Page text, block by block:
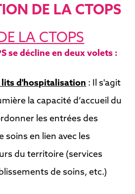
DE LA CTOPS
LA CTOPS
se décline en deux volets :
lits d'hospitalisation : Il s'agit
la capacité d’accueil du
les entrées des
soins en lien avec les
du territoire (services
de soins, etc.)